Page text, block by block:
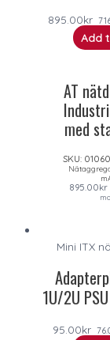
895.00kr
Add
AT
med
SKU:
895.00kr
Mini ITX
1U/2U
95.00kr